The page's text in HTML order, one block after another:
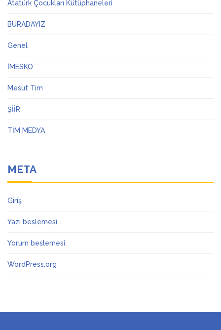
Atatürk Çocukları Kütüphaneleri
BURADAYIZ
Genel
İMESKO
Mesut Tim
ŞİİR
TİM MEDYA
META
Giriş
Yazı beslemesi
Yorum beslemesi
WordPress.org